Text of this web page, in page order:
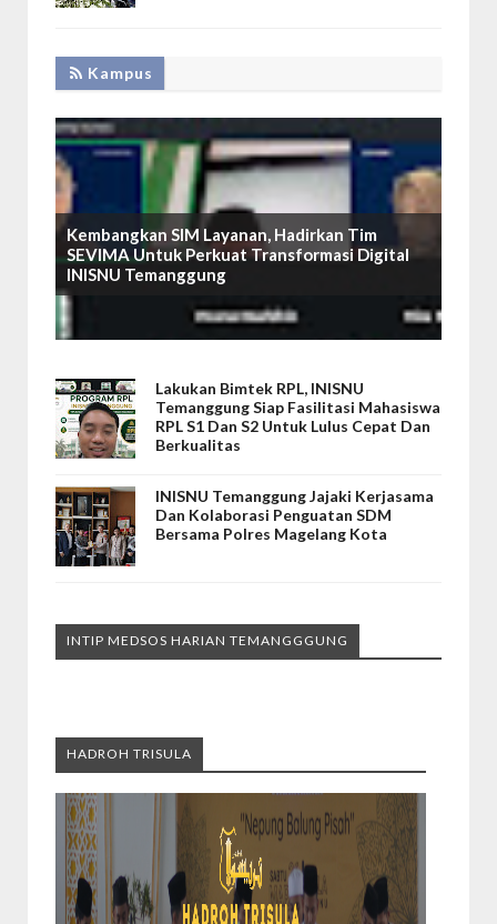
Kampus
Kembangkan SIM Layanan, Hadirkan Tim
SEVIMA Untuk Perkuat Transformasi Digital
INISNU Temanggung
Lakukan Bimtek RPL, INISNU
Temanggung Siap Fasilitasi Mahasiswa
RPL S1 Dan S2 Untuk Lulus Cepat Dan
Berkualitas
INISNU Temanggung Jajaki Kerjasama
Dan Kolaborasi Penguatan SDM
Bersama Polres Magelang Kota
INTIP MEDSOS HARIAN TEMANGGGUNG
HADROH TRISULA